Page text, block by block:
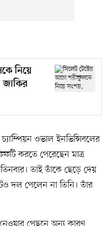
নিয়ে
ওভাল ইনভিন্সিবলের
করতে পেরেছেন মাত্র
তাই তাঁকে ছেড়ে দেয়
দল পেলেন না তিনি। তাঁর